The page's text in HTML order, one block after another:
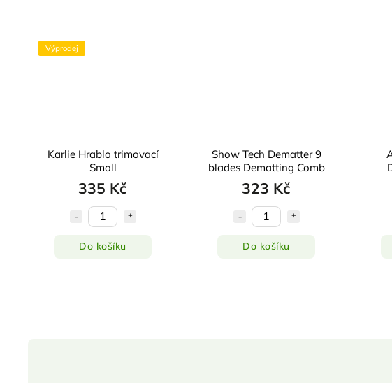
Výprodej
Karlie Hrablo trimovací
Small
335 Kč
Do košíku
Show Tech Dematter 9
blades Dematting Comb
323 Kč
Do košíku